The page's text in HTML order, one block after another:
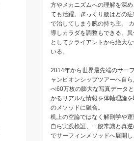
方やメカニズムへの理解を深
ても活躍。ぎっくり腰はどの
で治してしまう腕の持ち主。
導しカラダを調整もできる、
としてクライアントから絶大
いる。
2014年から世界最先端のサー
ャンピオンシップツアーへ自
べ60万枚の膨大な写真データ
かるリアルな情報を体軸理論
のメソッドに融合。
机上の空論ではなく解剖学や
自ら実践検証、一般常識と真
でサーフィンメソッドへ展開